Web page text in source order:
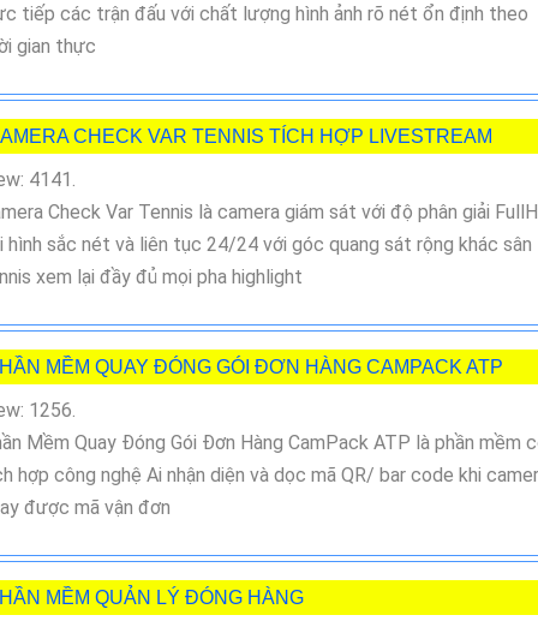
tiếp các trận đấu với chất lượng hình ảnh rõ nét ổn định theo
gian thực
CHECK VAR TENNIS TÍCH HỢP LIVESTREAM
4141.
Check Var Tennis là camera giám sát với độ phân giải
hình sắc nét và liên tục 24/24 với góc quang sát rộng khác sân
xem lại đầy đủ mọi pha highlight
MỀM QUAY ĐÓNG GÓI ĐƠN HÀNG CAMPACK ATP
1256.
Mềm Quay Đóng Gói Đơn Hàng CamPack ATP là phần mềm
hợp công nghệ Ai nhận diện và dọc mã QR/ bar code khi
được mã vận đơn
MỀM QUẢN LÝ ĐÓNG HÀNG